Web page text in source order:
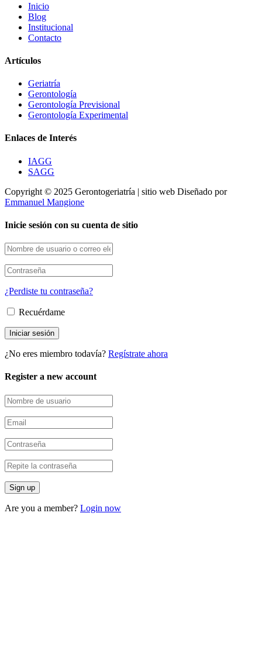
Inicio
Blog
Institucional
Contacto
Artículos
Geriatría
Gerontología
Gerontología Previsional
Gerontología Experimental
Enlaces de Interés
IAGG
SAGG
Copyright © 2025 Gerontogeriatría | sitio web Diseñado por
Emmanuel Mangione
Inicie sesión con su cuenta de sitio
¿Perdiste tu contraseña?
Recuérdame
¿No eres miembro todavía? Regístrate ahora
Register a new account
Are you a member? Login now